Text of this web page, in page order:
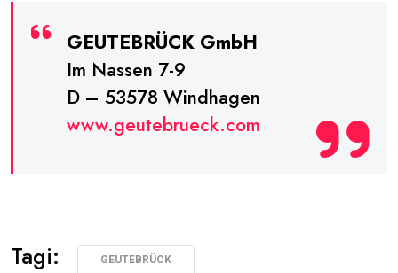
GEUTEBRÜCK GmbH
Im Nassen 7-9
D – 53578 Windhagen
www.geutebrueck.com
Tagi: GEUTEBRÜCK